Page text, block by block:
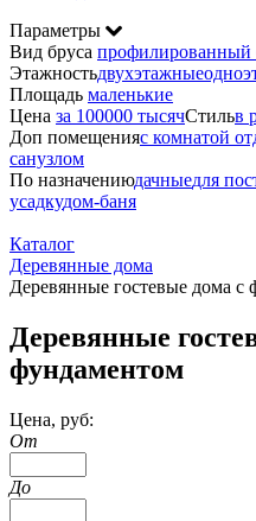
Параметры
Вид бруса профилированный
Этажностьдвухэтажные
Площадь маленькие
Цена за 100000 тысячСтильв
Доп помещенияс комнатой
санузлом
По назначениюдачныедля
усадкудом-баня
Каталог
Деревянные дома
Деревянные гостевые дома с
Деревянные
фундаментом
Цена, руб:
От
До